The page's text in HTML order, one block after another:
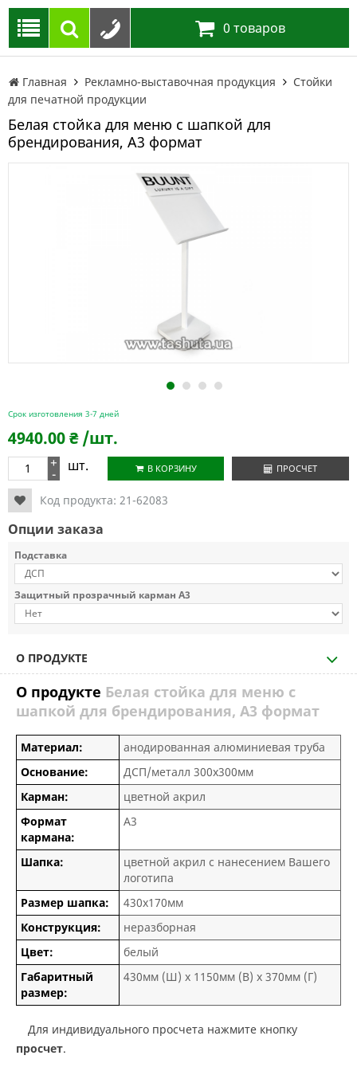
0 товаров
Главная Рекламно-выставочная продукция
Стойки
для печатной продукции
Белая стойка для меню с шапкой для
брендирования, А3 формат
1 2 3 4
Срок изготовления 3-7 дней
4940.00₴ /шт.
+
- шт. В КОРЗИНУ ПРОСЧЕТ
Код продукта: 21-62083
Опции заказа
Подставка
Защитный прозрачный карман А3
О ПРОДУКТЕ
О продукте Белая стойка для меню с
шапкой для брендирования, А3 формат
Материал:
анодированная алюминиевая труба
Основание:
ДСП/металл 300х300мм
Карман:
цветной акрил
Формат
кармана:
А3
Шапка:
цветной акрил с нанесением Вашего
логотипа
Размер шапка:
430х170мм
Конструкция:
неразборная
Цвет:
белый
Габаритный
размер:
430мм (Ш) х 1150мм (В) х 370мм (Г)
Для индивидуального просчета нажмите кнопку
просчет.